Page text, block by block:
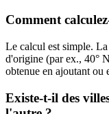
Comment
Le calcul est simple.
d'origine (par ex., 40°
obtenue en ajoutant ou
Existe-t-il des